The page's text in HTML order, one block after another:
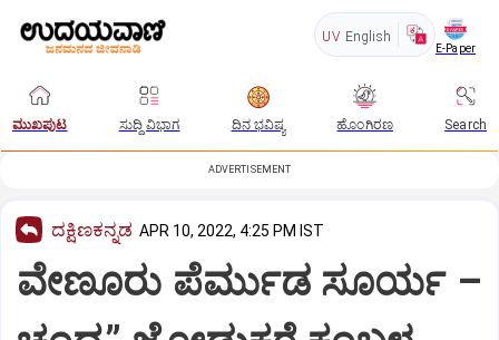
UV English
E-Paper
ಮುಖಪುಟ ಸುದ್ದಿ ವಿಭಾಗ ದಿನ ಭವಿಷ್ಯ ಹೊಂಗಿರಣ Search
ADVERTISEMENT
ದಕ್ಷಿಣಕನ್ನಡ APR 10, 2022, 4:25 PM IST
ವೇಣೂರು ಪೆರ್ಮುಡ ಸೂರ್ಯ –